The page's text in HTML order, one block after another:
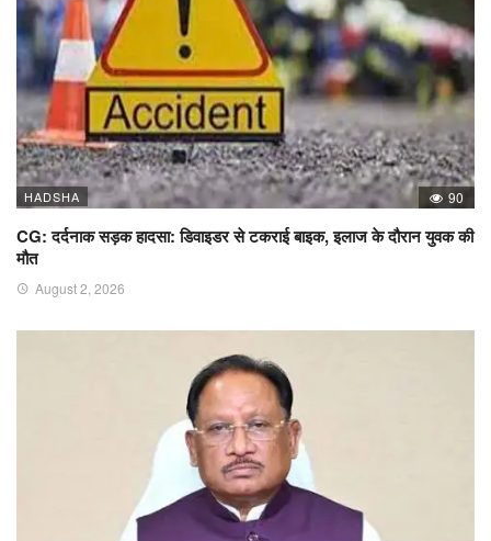
HADSHA 90
CG: दर्दनाक सड़क हादसा: डिवाइडर से टकराई बाइक, इलाज के दौरान युवक की
मौत
August 2, 2026